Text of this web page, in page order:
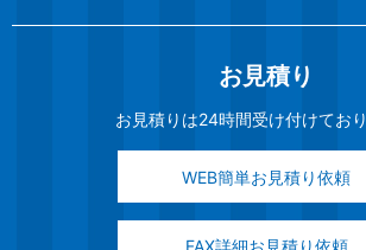
お見積り
お見積りは24時間受け付けており
WEB簡単お見積り依頼